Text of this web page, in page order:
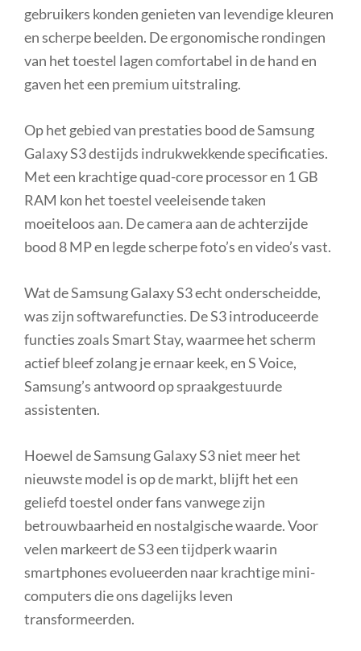
gebruikers konden genieten van levendige kleuren
en scherpe beelden. De ergonomische rondingen
van het toestel lagen comfortabel in de hand en
gaven het een premium uitstraling.
Op het gebied van prestaties bood de Samsung
Galaxy S3 destijds indrukwekkende specificaties.
Met een krachtige quad-core processor en 1 GB
RAM kon het toestel veeleisende taken
moeiteloos aan. De camera aan de achterzijde
bood 8 MP en legde scherpe foto’s en video’s vast.
Wat de Samsung Galaxy S3 echt onderscheidde,
was zijn softwarefuncties. De S3 introduceerde
functies zoals Smart Stay, waarmee het scherm
actief bleef zolang je ernaar keek, en S Voice,
Samsung’s antwoord op spraakgestuurde
assistenten.
Hoewel de Samsung Galaxy S3 niet meer het
nieuwste model is op de markt, blijft het een
geliefd toestel onder fans vanwege zijn
betrouwbaarheid en nostalgische waarde. Voor
velen markeert de S3 een tijdperk waarin
smartphones evolueerden naar krachtige mini-
computers die ons dagelijks leven
transformeerden.